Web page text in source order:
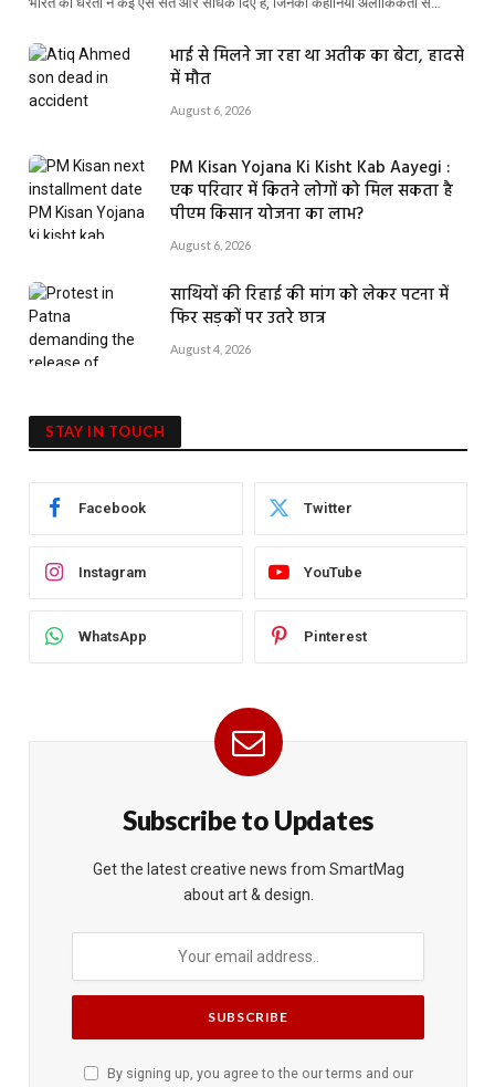
भाई से मिलने जा रहा था अतीक का बेटा, हादसे
में मौत
August 6, 2026
PM Kisan Yojana Ki Kisht Kab Aayegi :
एक परिवार में कितने लोगों को मिल सकता है
पीएम किसान योजना का लाभ?
August 6, 2026
साथियों की रिहाई की मांग को लेकर पटना में
फिर सड़कों पर उतरे छात्र
August 4, 2026
STAY IN TOUCH
Facebook Twitter
Instagram YouTube
WhatsApp Pinterest
Subscribe to Updates
Get the latest creative news from SmartMag
about art & design.
By signing up, you agree to the our terms and our